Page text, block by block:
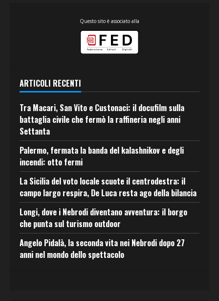
Questo sito è associato alla
ARTICOLI RECENTI
Tra Macari, San Vito e Custonaci: il docufilm sulla
battaglia civile che fermò la raffineria negli anni
Settanta
Palermo, fermata la banda del kalashnikov e degli
incendi: otto fermi
La Sicilia del voto locale scuote il centrodestra: il
campo largo respira, De Luca resta ago della bilancia
Longi, dove i Nebrodi diventano avventura: il borgo
che punta sul turismo outdoor
Angelo Pidalà, la seconda vita nei Nebrodi dopo 27
anni nel mondo dello spettacolo